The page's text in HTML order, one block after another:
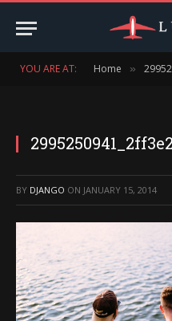
YOU ARE AT: Home »
BY DJANGO ON JANUARY 15, 2014